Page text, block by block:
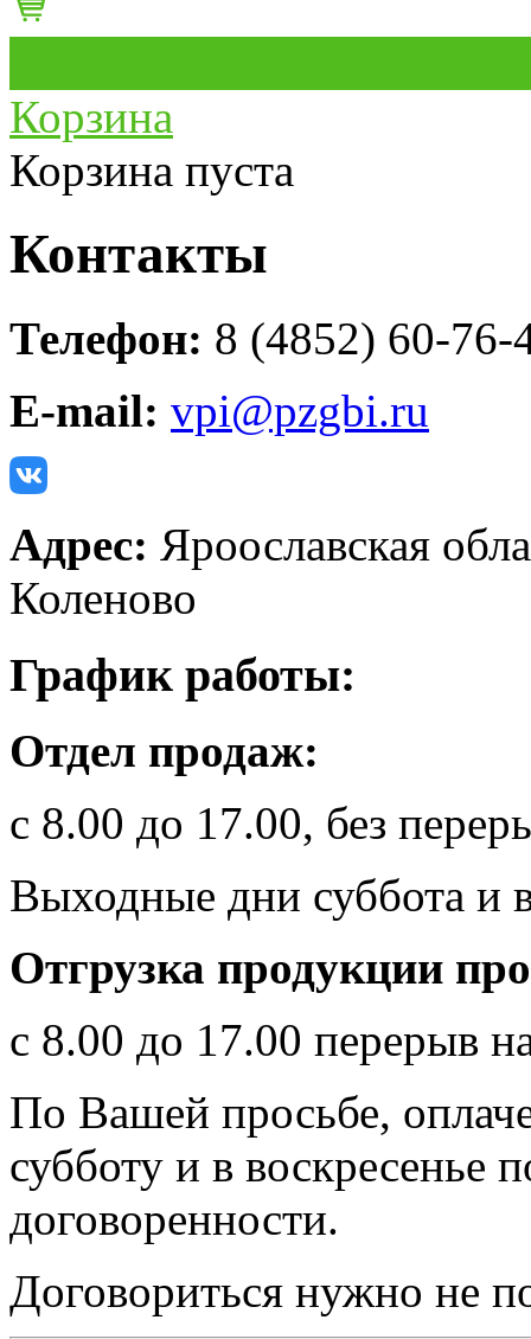
Корзина
Корзина пуста
Контакты
Телефон: 8 (4852) 60-76-
E-mail: vpi@pzgbi.ru
Адрес: Яроославская
Коленово
График работы:
Отдел продаж:
с 8.00 до 17.00, без
Выходные дни суббота и
Отгрузка продукции
с 8.00 до 17.00 перерыв
По Вашей просьбе,
субботу и в воскресенье
договоренности.
Договориться нужно не